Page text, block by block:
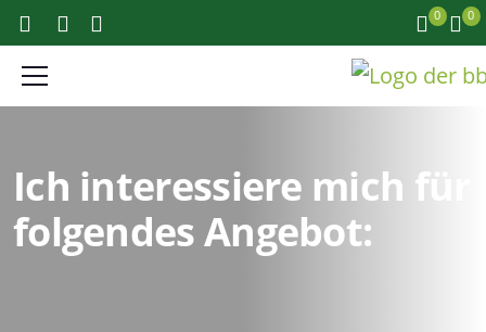
0 0
Ich interessiere mich für
folgendes Angebot: